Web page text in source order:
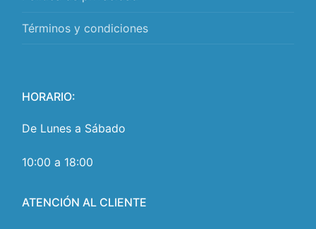
Términos y condiciones
HORARIO:
De Lunes a Sábado
10:00 a 18:00
ATENCIÓN AL CLIENTE